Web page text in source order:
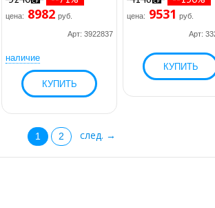
цена: 8982 руб.
Арт: 3922837
наличие
цена: 9531 руб.
Арт:
1 2 след. →